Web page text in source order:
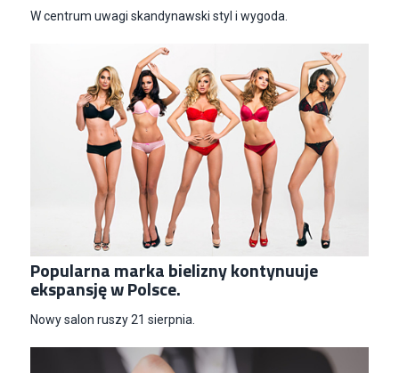
W centrum uwagi skandynawski styl i wygoda.
Popularna marka bielizny kontynuuje
ekspansję w Polsce.
Nowy salon ruszy 21 sierpnia.